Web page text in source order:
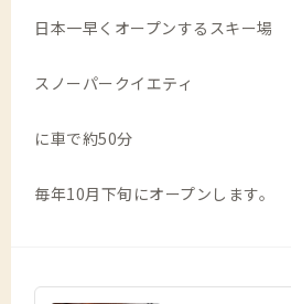
日本一早くオープンするスキー場
スノーパークイエティ
に車で約50分
毎年10月下旬にオープンします。